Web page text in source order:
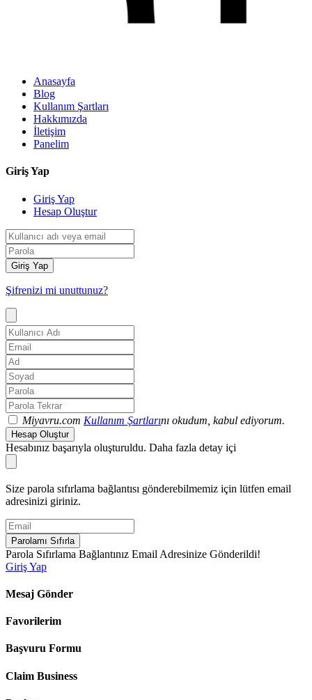
Anasayfa
Blog
Kullanım Şartları
Hakkımızda
İletişim
Panelim
Giriş Yap
Giriş Yap
Hesap Oluştur
Giriş Yap
Şifrenizi mi unuttunuz?
Miyavru.com Kullanım Şartlarını okudum, kabul ediyorum.
Hesap Oluştur
Hesabınız başarıyla oluşturuldu. Daha fazla detay içi
Size parola sıfırlama bağlantısı gönderebilmemiz için lütfen email
adresinizi giriniz.
Parolamı Sıfırla
Parola Sıfırlama Bağlantınız Email Adresinize Gönderildi!
Giriş Yap
Mesaj Gönder
Favorilerim
Başvuru Formu
Claim Business